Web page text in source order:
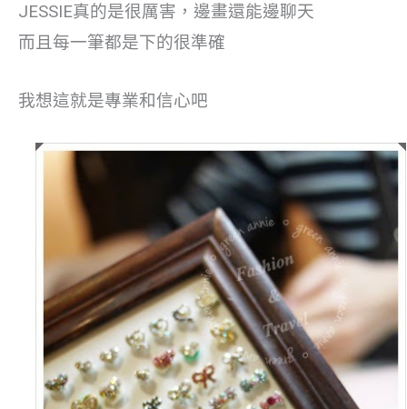
JESSIE真的是很厲害，邊畫還能邊聊天
而且每一筆都是下的很準確
我想這就是專業和信心吧